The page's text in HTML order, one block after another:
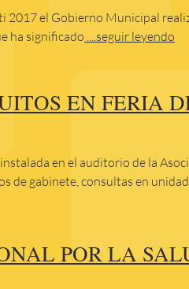
el Gobierno Municipal
ha significado ....seguir leyendo
EN FERIA
en el auditorio de la
de gabinete, consultas en
POR LA